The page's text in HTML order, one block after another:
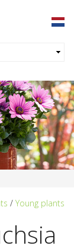
/ Young plants